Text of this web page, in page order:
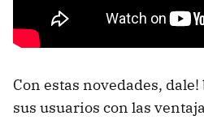
Con estas novedades,
sus usuarios con las